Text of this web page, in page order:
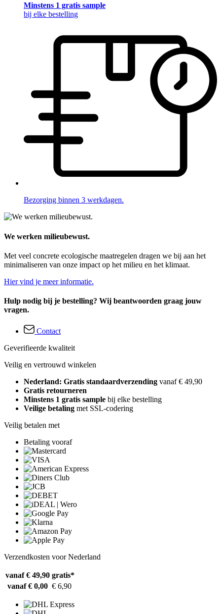
Minstens 1 gratis sample
bij elke bestelling
Bezorging binnen 3 werkdagen.
We werken milieubewust.
Met veel concrete ecologische maatregelen dragen we bij aan het
minimaliseren van onze impact op het milieu en het klimaat.
Hier vind je meer informatie.
Hulp nodig bij je bestelling? Wij beantwoorden graag jouw
vragen.
Contact
Geverifieerde kwaliteit
Veilig en vertrouwd winkelen
Nederland: Gratis standaardverzending vanaf € 49,90
Gratis retourneren
Minstens 1 gratis sample bij elke bestelling
Veilige betaling met SSL-codering
Veilig betalen met
Betaling vooraf
Verzendkosten voor Nederland
vanaf € 49,90 gratis*
vanaf € 0,00 € 6,90